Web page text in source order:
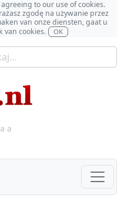
to our use of cookies.
zgodę na używanie przez
van onze diensten, gaat u
van cookies.
OK
a